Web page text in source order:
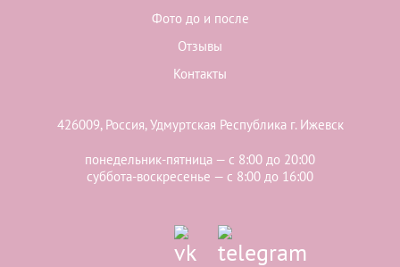
Фото до и после
Отзывы
Контакты
426009, Россия, Удмуртская Республика г. Ижевск
понедельник-пятница — с 8:00 до 20:00
суббота-воскресенье — с 8:00 до 16:00